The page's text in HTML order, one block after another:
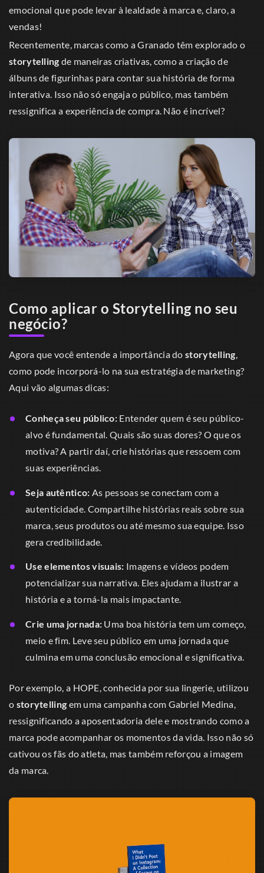
emocional que pode levar à lealdade à marca e, claro, a
vendas!
Recentemente, marcas como a Granado têm explorado o
storytelling de maneiras criativas, como a criação de
álbuns de figurinhas para contar sua história de forma
interativa. Isso não só engaja o público, mas também
ressignifica a experiência de compra. Não é incrível?
Como aplicar o Storytelling no seu
negócio?
Agora que você entende a importância do storytelling,
como pode incorporá-lo na sua estratégia de marketing?
Aqui vão algumas dicas:
Conheça seu público: Entender quem é seu público-
alvo é fundamental. Quais são suas dores? O que os
motiva? A partir daí, crie histórias que ressoem com
suas experiências.
Seja autêntico: As pessoas se conectam com a
autenticidade. Compartilhe histórias reais sobre sua
marca, seus produtos ou até mesmo sua equipe. Isso
gera credibilidade.
Use elementos visuais: Imagens e vídeos podem
potencializar sua narrativa. Eles ajudam a ilustrar a
história e a torná-la mais impactante.
Crie uma jornada: Uma boa história tem um começo,
meio e fim. Leve seu público em uma jornada que
culmina em uma conclusão emocional e significativa.
Por exemplo, a HOPE, conhecida por sua lingerie, utilizou
o storytelling em uma campanha com Gabriel Medina,
ressignificando a aposentadoria dele e mostrando como a
marca pode acompanhar os momentos da vida. Isso não só
cativou os fãs do atleta, mas também reforçou a imagem
da marca.